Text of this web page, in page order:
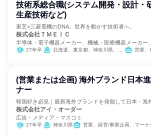
技術系総合職(システム開発・設計・
生産技術など)
東芝×三菱電機のDNA。世界を動かす技術者へ。
株式会社ＴＭＥＩＣ
半導体・電子機器メーカー、機械・医療機器メーカー
エネルギー
27年卒 北海道、東京都、神奈川県、愛知県、兵庫県、長崎県 営業、IT、学術
(営業または企画) 海外ブランド日本
ナー
韓国好き必見｜最新海外ブランドを発掘して日本・海
株式会社アイ・オーダー
広告・メディア・マスコミ
27年卒 神奈川県 営業、経営/事業企画、マー